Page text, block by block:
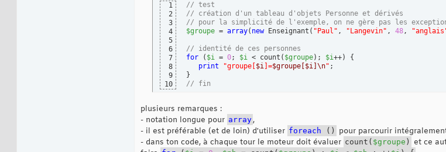
1
2
3
4
5
6
7
8
9
10
// test
// création d'un tableau d'objets Personne et dérivés
// pour la simplicité de l'exemple, on ne gère pas les
$groupe = array( new Enseignant ( "Paul" , "Langevin" , 48,
// identité de ces personnes
for
( $i = 0; $i < count ( $groupe) ; $i++)
{
print
"groupe[ $i ]=$groupe[$i] \n"
}
// fin
plusieurs remarques :
- notation longue pour array,
- il est préférable (et de loin) d'utiliser foreach ( )
pour parcourir
- dans ton code, à chaque tour le moteur doit évaluer count ( $groupe )
et ce